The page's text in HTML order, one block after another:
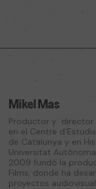
Mikel Mas
Productor y director
en el Centre
de Catalunya y en
Universitat
2009 fundó la
Films, donde ha
proyectos